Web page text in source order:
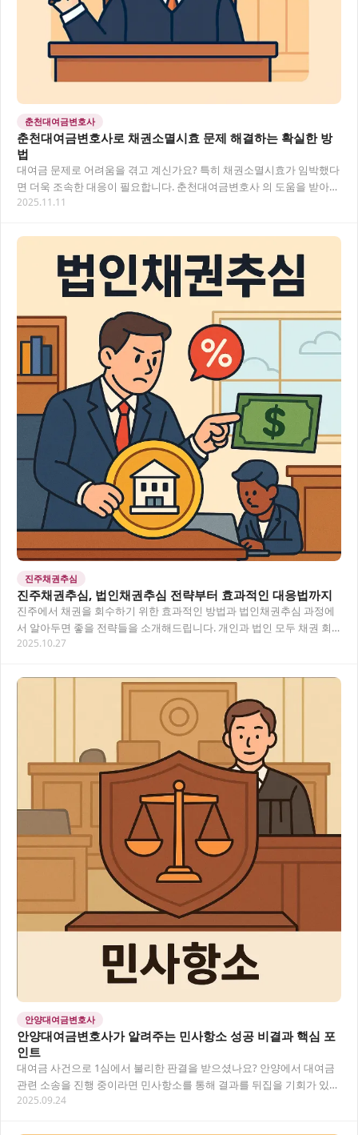
춘천대여금변호사
춘천대여금변호사로 채권소멸시효 문제 해결하는 확실한 방
법
대여금 문제로 어려움을 겪고 계신가요? 특히 채권소멸시효가 임박했다
면 더욱 조속한 대응이 필요합니다. 춘천대여금변호사 의 도움을 받아
효과적인 해결책을 찾고, 소멸시효로 인한 권리…
2025.11.11
진주채권추심
진주채권추심, 법인채권추심 전략부터 효과적인 대응법까지
진주에서 채권을 회수하기 위한 효과적인 방법과 법인채권추심 과정에
서 알아두면 좋을 전략들을 소개해드립니다. 개인과 법인 모두 채권 회
수는 까다로운 법적 절차가 필요한데요, 이 글에…
2025.10.27
안양대여금변호사
안양대여금변호사가 알려주는 민사항소 성공 비결과 핵심 포
인트
대여금 사건으로 1심에서 불리한 판결을 받으셨나요? 안양에서 대여금
관련 소송을 진행 중이라면 민사항소를 통해 결과를 뒤집을 기회가 있습
니다. 이 글에서는 안양 지역에서 대여금 문…
2025.09.24